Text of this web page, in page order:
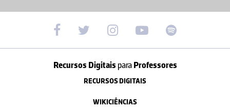
Recursos Digitais paraProfessores
RECURSOS DIGITAIS
WIKICIÊNCIAS